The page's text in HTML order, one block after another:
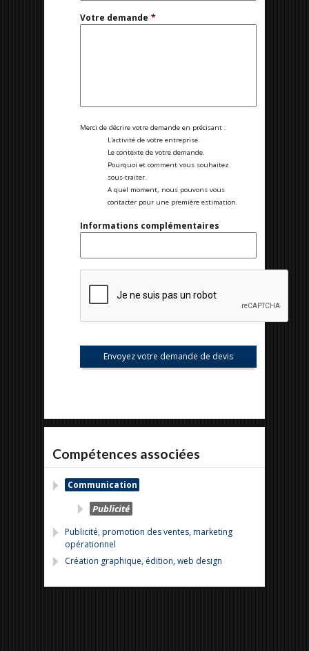
Votre demande *
Merci de décrire votre demande en précisant :
L'activité de votre entreprise.
Le contexte de votre demande.
Pourquoi et comment vous souhaitez
sous-traiter.
A quel moment, nous pouvons vous
contacter pour une première estimation.
Informations complémentaires
Compétences associées
Communication
Publicité
Publicité, promotion des ventes, marketing
opérationnel
Création graphique, édition, web design